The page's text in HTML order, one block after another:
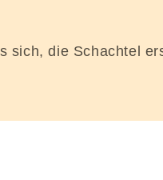
sich, die Schachtel